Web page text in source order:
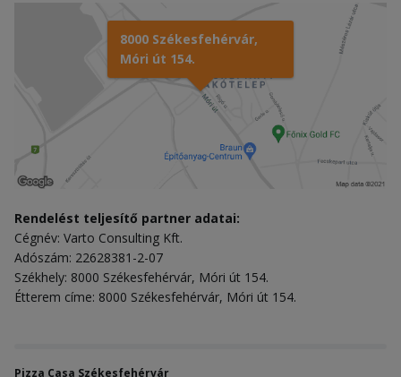
8000 Székesfehérvár,
Móri út 154.
Rendelést teljesítő partner adatai:
Cégnév: Varto Consulting Kft.
Adószám: 22628381-2-07
Székhely: 8000 Székesfehérvár, Móri út 154.
Étterem címe: 8000 Székesfehérvár, Móri út 154.
Pizza Casa Székesfehérvár